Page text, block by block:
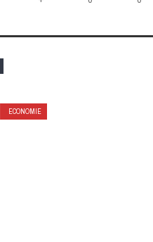
ECONOMIE